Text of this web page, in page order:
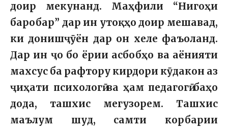
доир мекунанд. Маҳфили “Нигоҳи
баробар” дар ин утоқҳо доир мешавад,
ки донишҷӯён дар он хеле фаъоланд.
Дар ин ҷо бо ёрии асбобҳо ва аёнияти
махсус ба рафтору кирдори кӯдакон аз
ҷиҳати психологӣ ва ҳам педагогӣ баҳо
дода, ташхис мегузорем. Ташхис
маълум шуд, самти корбарии